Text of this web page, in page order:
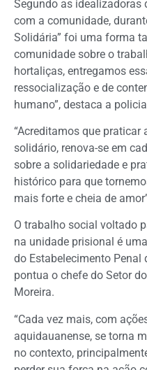
Segundo as idealizadoras
com a comunidade,
Solidária” foi uma forma
comunidade sobre o
hortaliças, entregamos
ressocialização e de
humano”, destaca a
“Acreditamos que
solidário, renova-se em
sobre a solidariedade e
histórico para que
mais forte e cheia de
O trabalho social voltado
na unidade prisional é
do Estabelecimento
pontua o chefe do Setor
Moreira.
“Cada vez mais, com
aquidauanense, se torna
no contexto,